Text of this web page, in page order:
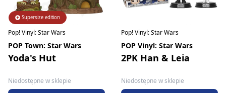
Supersize edition
Pop! Vinyl: Star Wars
POP Town: Star Wars
Yoda's Hut
Niedostępne w sklepie
Pop! Vinyl: Star Wars
POP Vinyl: Star Wars
2PK Han & Leia
Niedostępne w sklepie